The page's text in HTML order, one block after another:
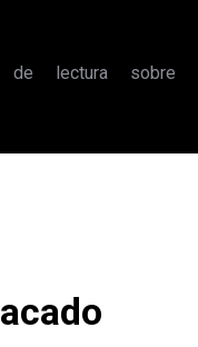
de lectura sobre